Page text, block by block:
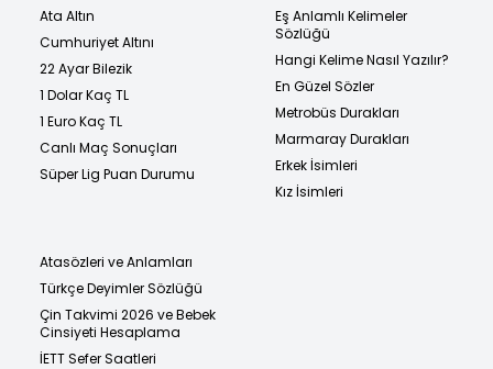
Ata Altın
Cumhuriyet Altını
22 Ayar Bilezik
1 Dolar Kaç TL
1 Euro Kaç TL
Canlı Maç Sonuçları
Süper Lig Puan Durumu
Eş Anlamlı Kelimeler
Sözlüğü
Hangi Kelime Nasıl Yazılır?
En Güzel Sözler
Metrobüs Durakları
Marmaray Durakları
Erkek İsimleri
Kız İsimleri
Atasözleri ve Anlamları
Türkçe Deyimler Sözlüğü
Çin Takvimi 2026 ve Bebek
Cinsiyeti Hesaplama
İETT Sefer Saatleri